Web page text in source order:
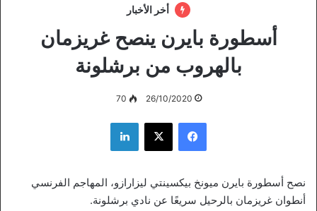
أخر الأخبار
أسطورة بايرن ينصح غريزمان
بالهروب من برشلونة
26/10/2020
70
فيسبوك ‫X لينكدإن
نصح أسطورة بايرن ميونخ بيكسينتي ليزارازو، المهاجم الفرنسي
أنطوان غريزمان بالرحيل سريعًا عن نادي برشلونة.